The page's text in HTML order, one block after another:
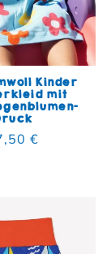
Kinder
mit
Preis
€